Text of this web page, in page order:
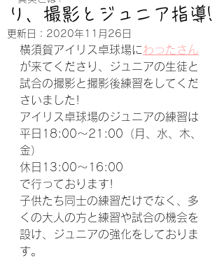
り、撮影とジュニア指導!
更新日： 2020年11月26日
横須賀アイリス卓球場にわったさん
が来てくださり、ジュニアの生徒と
試合の撮影と撮影後練習をしてくだ
さいました!
アイリス卓球場のジュニアの練習は
平日18:00～21:00（月、水、木、
金）
休日13:00～16:00
で行っております!
子供たち同士の練習だけでなく、多
くの大人の方と練習や試合の機会を
設け、ジュニアの強化をしておりま
す。